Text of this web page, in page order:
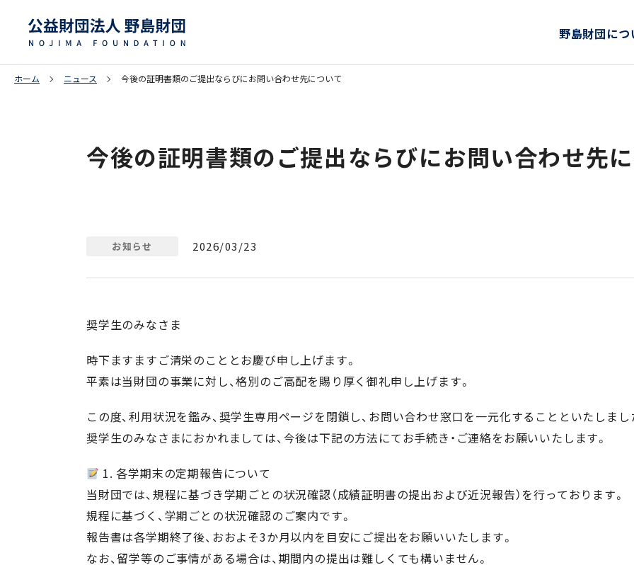
野島財団につ
ホーム ニュース 今後の証明書類のご提出ならびにお問い合わせ先について
今後の証明書類のご提出ならびにお問い合わせ先
お知らせ 2026/03/23
奨学生のみなさま
時下ますますご清栄のこととお慶び申し上げます。
平素は当財団の事業に対し、格別のご高配を賜り厚く御礼申し上げます。
この度、利用状況を鑑み、奨学生専用ページを閉鎖し、お問い合わせ窓口を一元化することといたしまし
奨学生のみなさまにおかれましては、今後は下記の方法にてお手続き・ご連絡をお願いいたします。
1. 各学期末の定期報告について
当財団では、規程に基づき学期ごとの状況確認（成績証明書の提出および近況報告）を行っております。
規程に基づく、学期ごとの状況確認のご案内です。
報告書は各学期終了後、おおよそ3か月以内を目安にご提出をお願いいたします。
なお、留学等のご事情がある場合は、期間内の提出は難しくても構いません。